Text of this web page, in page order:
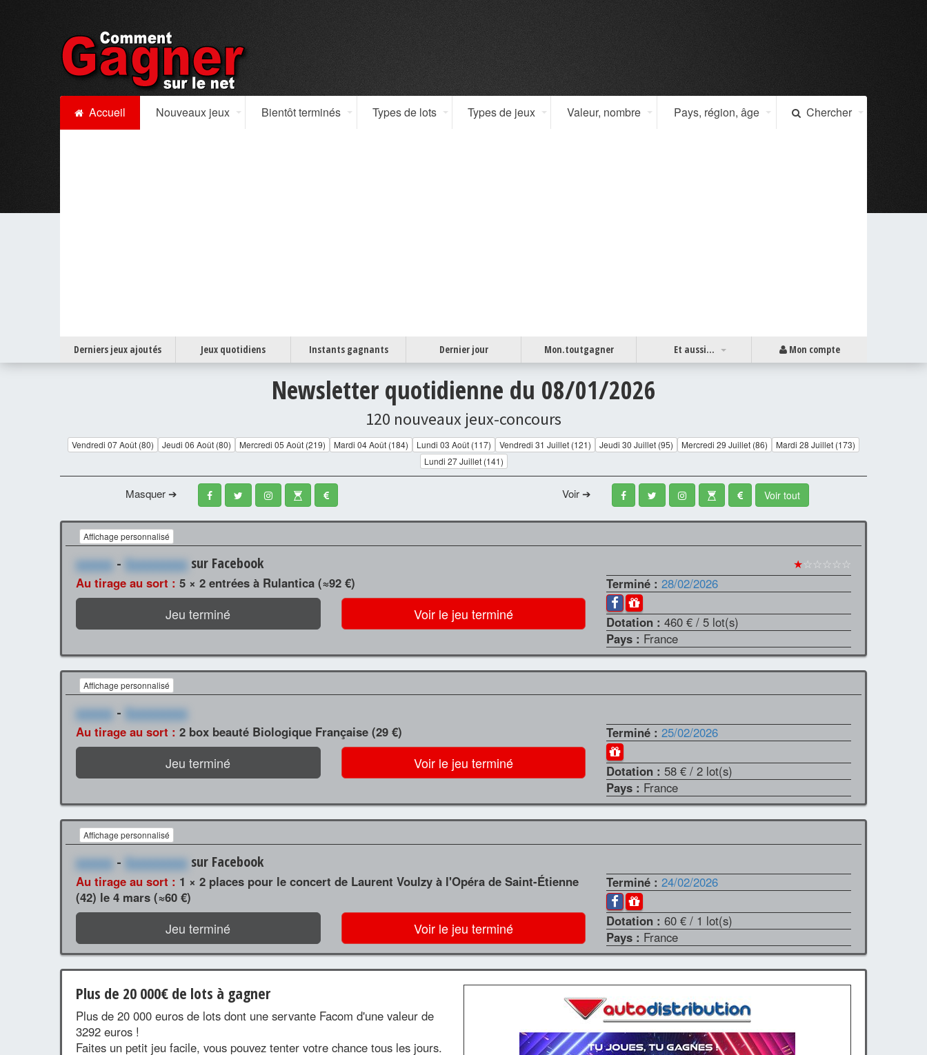
Accueil Nouveaux jeux Bientôt terminés Types de lots Types de jeux Valeur, nombre Pays, région, âge Chercher
Derniers jeux ajoutés Jeux quotidiens Instants gagnants Dernier jour Mon.toutgagner Et aussi... Mon compte
Newsletter quotidienne du 08/01/2026
120 nouveaux jeux-concours
Vendredi 07 Août (80) Jeudi 06 Août (80) Mercredi 05 Août (219) Mardi 04 Août (184) Lundi 03 Août (117) Vendredi 31 Juillet (121) Jeudi 30 Juillet (95) Mercredi 29 Juillet (86)
Mardi 28 Juillet (173)
Lundi 27 Juillet (141)
Masquer ➔ Voir ➔ Voir tout
Affichage personnalisé
xxxxxx - Xxxxxxxxxx sur Facebook ★☆☆☆☆☆
Au tirage au sort : 5 × 2 entrées à Rulantica (≈92 €)
Jeu terminé Voir le jeu terminé
Terminé :28/02/2026
Dotation :460 € / 5 lot(s)
Pays : France
Affichage personnalisé
xxxxxx - Xxxxxxxxxx
Au tirage au sort : 2 box beauté Biologique Française (29 €)
Jeu terminé Voir le jeu terminé
Terminé :25/02/2026
Dotation : 58 € / 2 lot(s)
Pays : France
Affichage personnalisé
xxxxxx - Xxxxxxxxxx sur Facebook
Au tirage au sort : 1 × 2 places pour le concert de Laurent Voulzy à l'Opéra de Saint-Étienne
(42) le 4 mars (≈60 €)
Jeu terminé Voir le jeu terminé
Terminé :24/02/2026
Dotation :60 € / 1 lot(s)
Pays : France
Plus de 20 000€ de lots à gagner
Plus de 20 000 euros de lots dont une servante Facom d'une valeur de
3292 euros !
Faites un petit jeu facile, vous pouvez tenter votre chance tous les jours.